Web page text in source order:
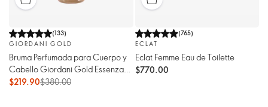
(133)
GIORDANI GOLD
Bruma Perfumada para Cuerpo y
Cabello Giordani Gold Essenza
Supreme
$219.90$380.00
(765)
ECLAT
Eclat Femme Eau de Toilette
$770.00